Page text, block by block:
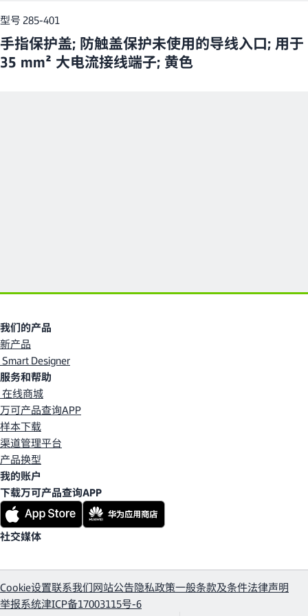
型号 285-401
手指保护盖; 防触盖保护未使用的导线入口; 用于
35 mm² 大电流接线端子; 黄色
我们的产品
新产品
Smart Designer
服务和帮助
在线商城
万可产品查询APP
样本下载
渠道管理平台
产品换型
我的账户
下载万可产品查询APP
社交媒体
Cookie设置联系我们网站公告隐私政策一般条款及条件法律声明
举报系统津ICP备17003115号-6